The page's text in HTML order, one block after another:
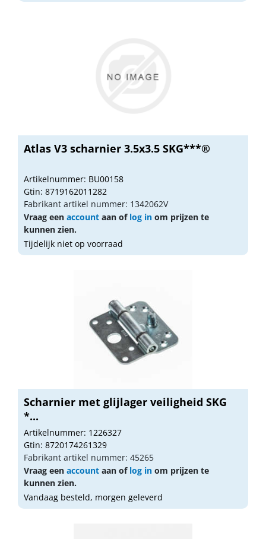
Atlas V3 scharnier 3.5x3.5 SKG***®
Artikelnummer: BU00158
Gtin: 8719162011282
Fabrikant artikel nummer: 1342062V
Vraag een account aan of log in om prijzen te
kunnen zien.
Tijdelijk niet op voorraad
Scharnier met glijlager veiligheid SKG
*...
Artikelnummer: 1226327
Gtin: 8720174261329
Fabrikant artikel nummer: 45265
Vraag een account aan of log in om prijzen te
kunnen zien.
Vandaag besteld, morgen geleverd